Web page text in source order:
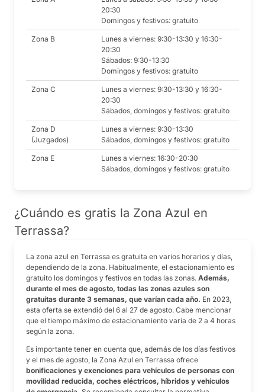
20:30
Domingos y festivos: gratuito
Zona B
Lunes a viernes: 9:30-13:30 y 16:30-
20:30
Sábados: 9:30-13:30
Domingos y festivos: gratuito
Zona C
Lunes a viernes: 9:30-13:30 y 16:30-
20:30
Sábados, domingos y festivos: gratuito
Zona D
(Juzgados)
Lunes a viernes: 9:30-13:30
Sábados, domingos y festivos: gratuito
Zona E
Lunes a viernes: 16:30-20:30
Sábados, domingos y festivos: gratuito
¿Cuándo es gratis la Zona Azul en
Terrassa?
La zona azul en Terrassa es gratuita en varios horarios y días,
dependiendo de la zona. Habitualmente, el estacionamiento es
gratuito los domingos y festivos en todas las zonas. Además,
durante el mes de agosto, todas las zonas azules son
gratuitas durante 3 semanas, que varían cada año. En 2023,
esta oferta se extendió del 6 al 27 de agosto. Cabe mencionar
que el tiempo máximo de estacionamiento varía de 2 a 4 horas
según la zona.
Es importante tener en cuenta que, además de los días festivos
y el mes de agosto, la Zona Azul en Terrassa ofrece
bonificaciones y exenciones para vehículos de personas con
movilidad reducida, coches eléctricos, híbridos y vehículos